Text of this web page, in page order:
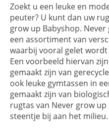
Zoekt u een leuke en
peuter? U kunt dan uw
grow up Babyshop.
een assortiment van
waarbij vooral gelet
Een voorbeeld hiervan
gemaakt zijn van
ook leuke gymtassen in
gemaakt zijn van
rugtas van Never grow
steentje bij aan het milieu.